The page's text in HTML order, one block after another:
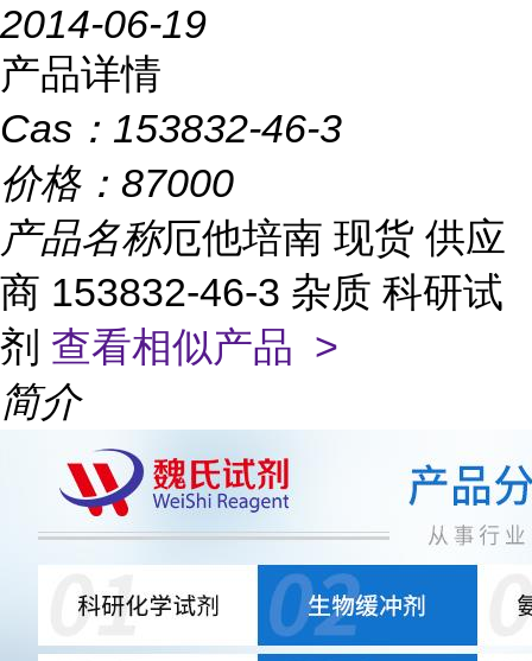
2014-06-19
产品详情
Cas： 153832-46-3
价格： 87000
产品名称厄他培南 现货 供应
商 153832-46-3 杂质 科研试
剂 查看相似产品 >
简介